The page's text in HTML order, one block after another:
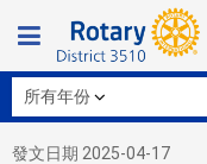
發文日期 2025-04-17